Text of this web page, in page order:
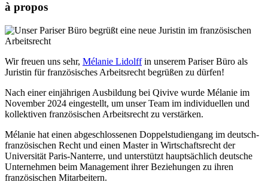
à propos
Wir freuen uns sehr, Mélanie Lidolffin unserem Pariser Büro als
Juristin für französisches Arbeitsrecht begrüßen zu dürfen!
Nach einer einjährigen Ausbildung bei Qivive wurde Mélanie im
November 2024 eingestellt, um unser Team im individuellen und
kollektiven französischen Arbeitsrecht zu verstärken.
Mélanie hat einen abgeschlossenen Doppelstudiengang im deutsch-
französischen Recht und einen Master in Wirtschaftsrecht der
Universität Paris-Nanterre, und unterstützt hauptsächlich deutsche
Unternehmen beim Management ihrer Beziehungen zu ihren
französischen Mitarbeitern.